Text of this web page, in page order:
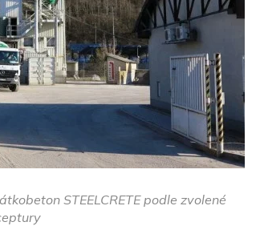
STEELCRETE podle zvolené